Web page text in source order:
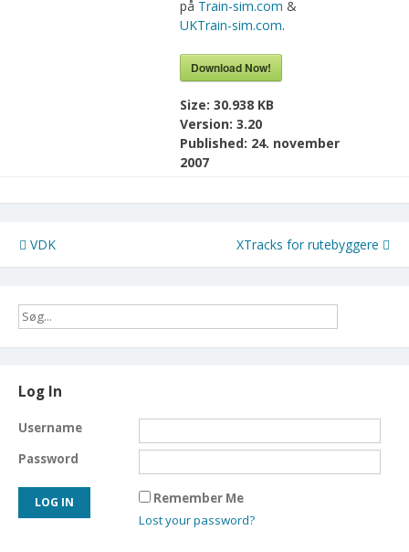
på Train-sim.com &
UKTrain-sim.com.
Download Now!
Size:30.938 KB
Version:3.20
Published: 24. november
2007
Indlægsnavigation
VDK XTracks for rutebyggere
Log In
Username
Password
Remember Me
Lost your password?